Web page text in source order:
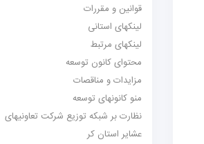
قوانین و مقررات
لینکهای استانی
لینکهای مرتبط
محتوای کانون توسعه
مزایدات و مناقصات
منو کانونهای توسعه
نظارت بر شبکه توزیع شرکت تعاونیهای
عشایر استان کر